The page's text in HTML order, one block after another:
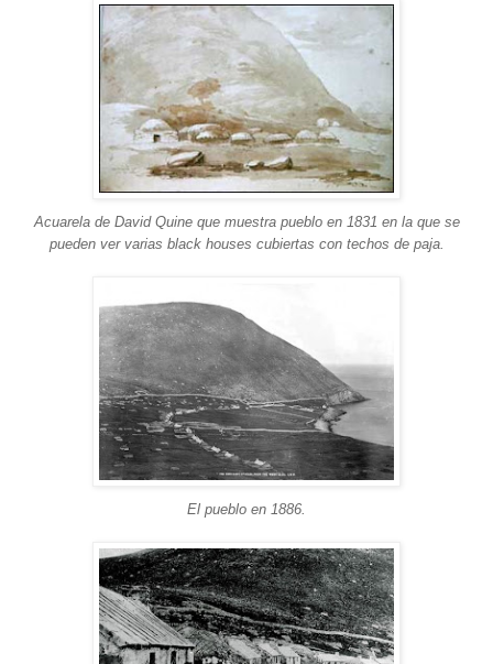
Acuarela de David Quine que muestra pueblo en 1831 en la que se
pueden ver varias black houses cubiertas con techos de paja.
El pueblo en 1886.